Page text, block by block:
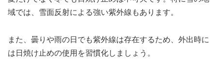
域では、雪面反射による強い紫外線もあります。
また、曇りや雨の日でも紫外線は存在するため、外出時に
は日焼け止めの使用を習慣化しましょう。